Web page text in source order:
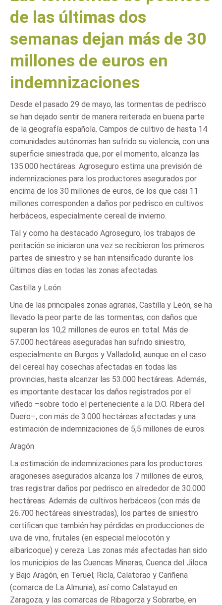
de las últimas dos
semanas dejan más de 30
millones de euros en
indemnizaciones
Desde el pasado 29 de mayo, las tormentas de pedrisco
se han dejado sentir de manera reiterada en buena parte
de la geografía española. Campos de cultivo de hasta 14
comunidades autónomas han sufrido su violencia, con una
superficie siniestrada que, por el momento, alcanza las
135.000 hectáreas. Agroseguro estima una previsión de
indemnizaciones para los productores asegurados por
encima de los 30 millones de euros, de los que casi 11
millones corresponden a daños por pedrisco en cultivos
herbáceos, especialmente cereal de invierno.
Tal y como ha destacado Agroseguro, los trabajos de
peritación se iniciaron una vez se recibieron los primeros
partes de siniestro y se han intensificado durante los
últimos días en todas las zonas afectadas.
Castilla y León
Una de las principales zonas agrarias, Castilla y León, se ha
llevado la peor parte de las tormentas, con daños que
superan los 10,2 millones de euros en total. Más de
57.000 hectáreas aseguradas han sufrido siniestro,
especialmente en Burgos y Valladolid, aunque en el caso
del cereal hay cosechas afectadas en todas las
provincias, hasta alcanzar las 53.000 hectáreas. Además,
es importante destacar los daños registrados por el
viñedo –sobre todo el perteneciente a la D.O. Ribera del
Duero–, con más de 3.000 hectáreas afectadas y una
estimación de indemnizaciones de 5,5 millones de euros.
Aragón
La estimación de indemnizaciones para los productores
aragoneses asegurados alcanza los 7 millones de euros,
tras registrar daños por pedrisco en alrededor de 30.000
hectáreas. Además de cultivos herbáceos (con más de
26.700 hectáreas siniestradas), los partes de siniestro
certifican que también hay pérdidas en producciones de
uva de vino, frutales (en especial melocotón y
albaricoque) y cereza. Las zonas más afectadas han sido
los municipios de las Cuencas Mineras, Cuenca del Jiloca
y Bajo Aragón, en Teruel; Ricla, Calatorao y Cariñena
(comarca de La Almunia), así como Calatayud en
Zaragoza; y las comarcas de Ribagorza y Sobrarbe, en